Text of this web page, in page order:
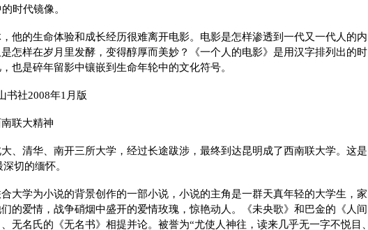
时代镜像。
他的生命体验和成长经历很难离开电影。电影是怎样渗透到一代又一代人的内
怎样在岁月里发酵，变得醇厚而美妙？《一个人的电影》是用汉字排列出的时
也是碎年留影中镶嵌到生命年轮中的文化符号。
书社2008年1月版
联大精神
、清华、南开三所大学，经过长途跋涉，最终到达昆明成了西南联大学。这是
切的缅怀。
合大学为小说的背景创作的一部小说，小说的主角是一群天真年轻的大学生，家
的爱情，战争硝烟中盛开的爱情玫瑰，惊艳动人。《未央歌》和巴金的《人间
无名氏的《无名书》相提并论。被誉为“尤使人神往，读来几乎无一字不悦目、